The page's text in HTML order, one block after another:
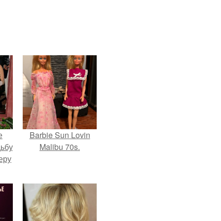
Barbie Sun Lovin
Malibu 70s.